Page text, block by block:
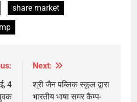
share market
4
Next:
श्री जैन पब्लिक स्कूल द्वारा
भारतीय भाषा समर कैम्प-